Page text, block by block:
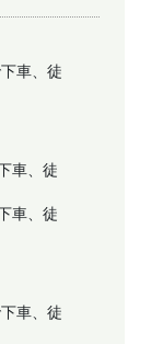
車、徒
車、徒
車、徒
車、徒